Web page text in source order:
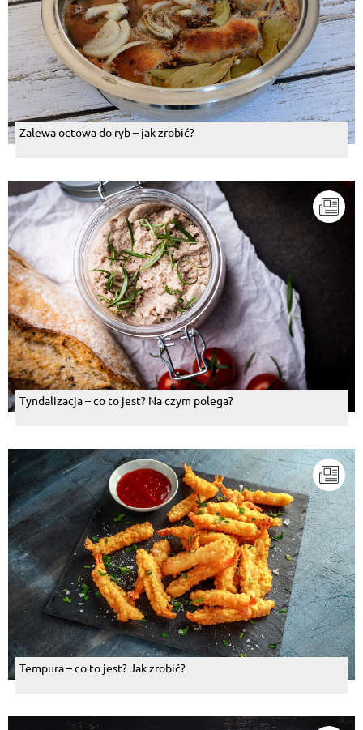
Zalewa octowa do ryb – jak zrobić?
Tyndalizacja – co to jest? Na czym polega?
Tempura – co to jest? Jak zrobić?